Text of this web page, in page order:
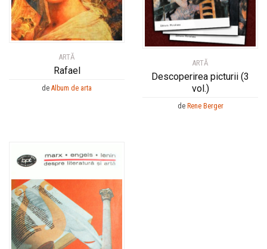
ARTĂ
Rafael
de Album de arta
ARTĂ
Descoperirea picturii (3
vol.)
de Rene Berger